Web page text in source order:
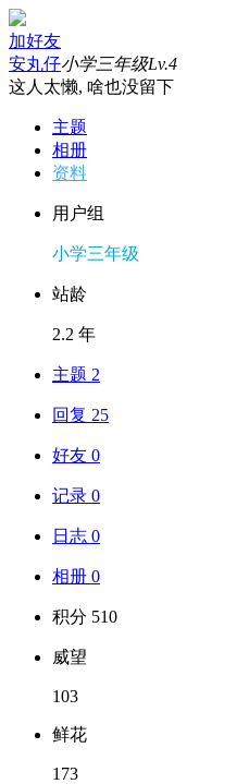
加好友
安丸仔小学三年级Lv.4
这人太懒, 啥也没留下
主题
相册
资料
用户组
小学三年级
站龄
2.2 年
主题 2
回复 25
好友 0
记录 0
日志 0
相册 0
积分 510
威望
103
鲜花
173